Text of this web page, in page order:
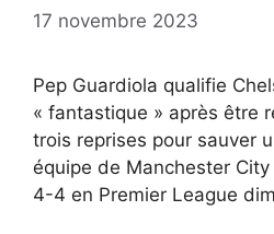
17 novembre 2023
Pep Guardiola qualifie
« fantastique » après être
trois reprises pour sauver
équipe de Manchester City
4-4 en Premier League